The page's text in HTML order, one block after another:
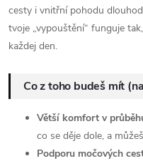
cesty i vnitřní pohodu
tvoje „vypouštění“ funguje
každej den.
Co z toho budeš mít
Větší komfort v
co se děje dole, a
Podporu močových